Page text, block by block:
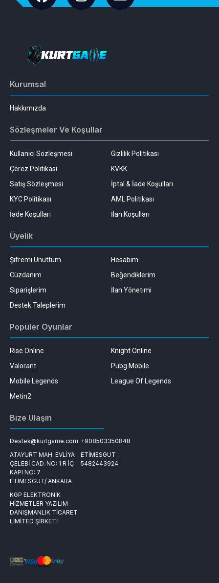
Kurumsal
Hakkımızda
Sözleşmeler Ve Koşullar
Kullanıcı Sözleşmesi
Gizlilik Politikası
Çerez Politikası
KVKK
Satış Sözleşmesi
İptal & İade Koşulları
KYC Politikası
AML Politikası
İade Koşulları
İlan Koşulları
Üyelik
Şifremi Unuttum
Hesabım
Cüzdanım
Beğendiklerim
Siparişlerim
İlan Yönetimi
Destek Taleplerim
Popüler Oyunlar
Rise Online
Knight Online
Valorant
Pubg Mobile
Mobile Legends
League Of Legends
Metin2
Bize Ulaşın
Destek@kurtgame.com +908503350848
ATAYURT MAH. EVLİYA
ÇELEBİ CAD. NO: 1 R İÇ
KAPI NO: 7
ETİMESGUT/ ANKARA
ETİMESGUT :
5482443924
KGP ELEKTRONİK
HİZMETLER YAZILIM
DANIŞMANLIK TİCARET
LİMİTED ŞİRKETİ